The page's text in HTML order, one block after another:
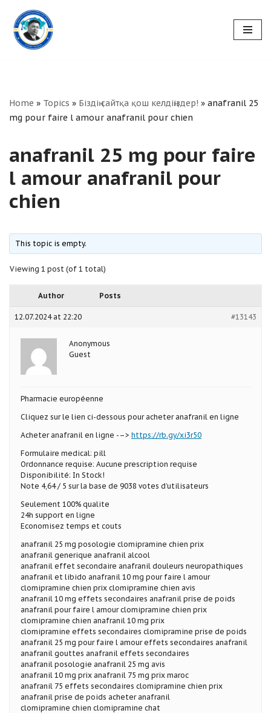
Skip
to
Home » Topics » Біздің сайтқа қош келдіңіздер! » anafranil 25
mg pour faire l amour anafranil pour chien
anafranil 25 mg pour faire
l amour anafranil pour
chien
This topic is empty.
Viewing 1 post (of 1 total)
Author Posts
12.07.2024 at 22:20 #13143
Anonymous
Guest
Pharmacie européenne
Cliquez sur le lien ci-dessous pour acheter anafranil en ligne
Acheter anafranil en ligne -–> https://rb.gy/xi3r50
Formulaire medical: pill
Ordonnance requise: Aucune prescription requise
Disponibilité: In Stock!
Note 4,64 / 5 sur la base de 9038 votes d’utilisateurs
Seulement 100% qualite
24h support en ligne
Economisez temps et couts
anafranil 25 mg posologie clomipramine chien prix
anafranil generique anafranil alcool
anafranil effet secondaire anafranil douleurs neuropathiques
anafranil et libido anafranil 10 mg pour faire l amour
clomipramine chien prix clomipramine chien avis
anafranil 10 mg effets secondaires anafranil prise de poids
anafranil pour faire l amour clomipramine chien prix
clomipramine chien anafranil 10 mg prix
clomipramine effets secondaires clomipramine prise de poids
anafranil 25 mg pour faire l amour effets secondaires anafranil
anafranil gouttes anafranil effets secondaires
anafranil posologie anafranil 25 mg avis
anafranil 10 mg prix anafranil 75 mg prix maroc
anafranil 75 effets secondaires clomipramine chien prix
anafranil prise de poids acheter anafranil
clomipramine chien clomipramine chat